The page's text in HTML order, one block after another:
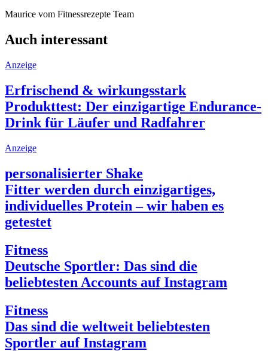
Maurice vom Fitnessrezepte Team
Auch interessant
Anzeige
Erfrischend & wirkungsstark
Produkttest: Der einzigartige Endurance-
Drink für Läufer und Radfahrer
Anzeige
personalisierter Shake
Fitter werden durch einzigartiges,
individuelles Protein – wir haben es
getestet
Fitness
Deutsche Sportler: Das sind die
beliebtesten Accounts auf Instagram
Fitness
Das sind die weltweit beliebtesten
Sportler auf Instagram